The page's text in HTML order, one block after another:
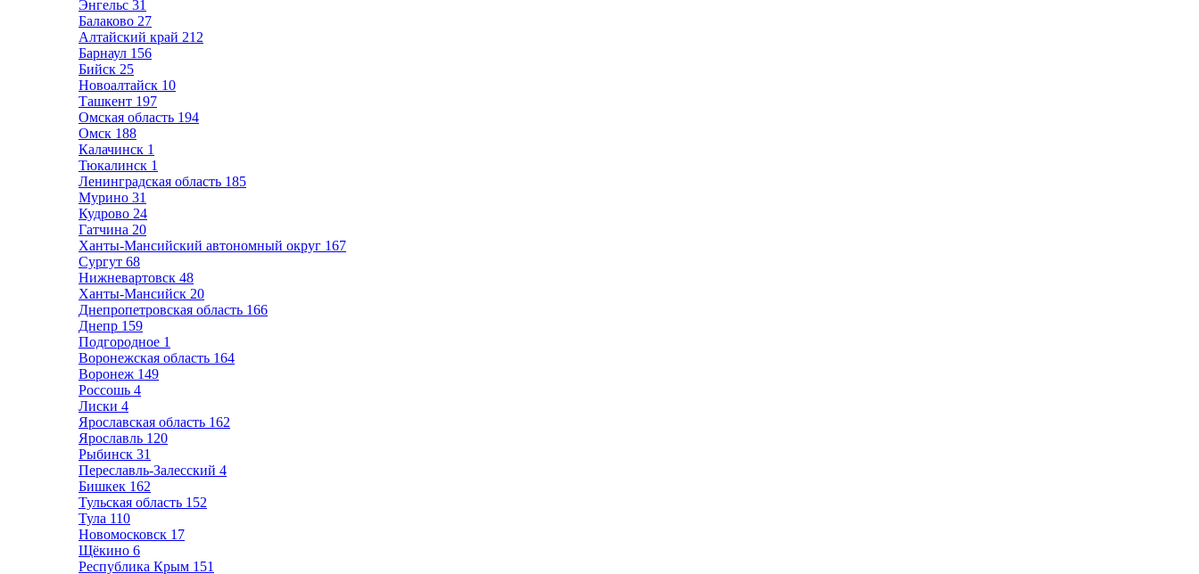
Энгельс 31
Балаково 27
Алтайский край 212
Барнаул 156
Бийск 25
Новоалтайск 10
Ташкент 197
Омская область 194
Омск 188
Калачинск 1
Тюкалинск 1
Ленинградская область 185
Мурино 31
Кудрово 24
Гатчина 20
Ханты-Мансийский автономный округ 167
Сургут 68
Нижневартовск 48
Ханты-Мансийск 20
Днепропетровская область 166
Днепр 159
Подгородное 1
Воронежская область 164
Воронеж 149
Россошь 4
Лиски 4
Ярославская область 162
Ярославль 120
Рыбинск 31
Переславль-Залесский 4
Бишкек 162
Тульская область 152
Тула 110
Новомосковск 17
Щёкино 6
Республика Крым 151